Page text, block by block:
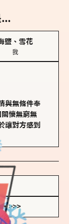
鹽、雪花
我
與無條件奉
懷無窮無
讓對方感到
>>>